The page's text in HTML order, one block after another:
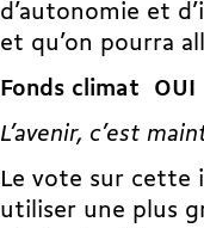
d’autonomie et
et qu’on pourra
Fonds climat OUI
L’avenir, c’est
Le vote sur cette
utiliser une plus